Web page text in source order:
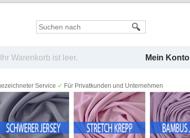
Ihr Warenkorb ist leer. Mein Konto
Service ✓ Für Privatkunden und Unternehmen